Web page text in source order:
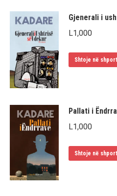
Gjenerali i
L1,000
Shtoje në
Pallati i
L1,000
Shtoje në